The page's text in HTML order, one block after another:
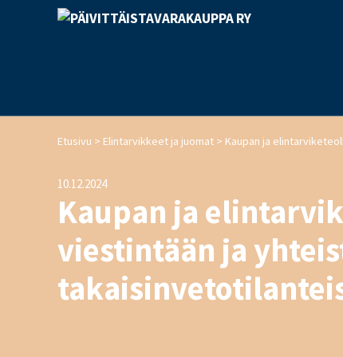
Etusivu > Elintarvikkeet ja juomat >
10.12.2024
Kaupan ja
viestintään ja